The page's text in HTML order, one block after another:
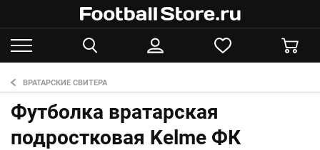
ВРАТАРСКИЕ СВИТЕРА
Футболка вратарская
подростковая Kelme ФК